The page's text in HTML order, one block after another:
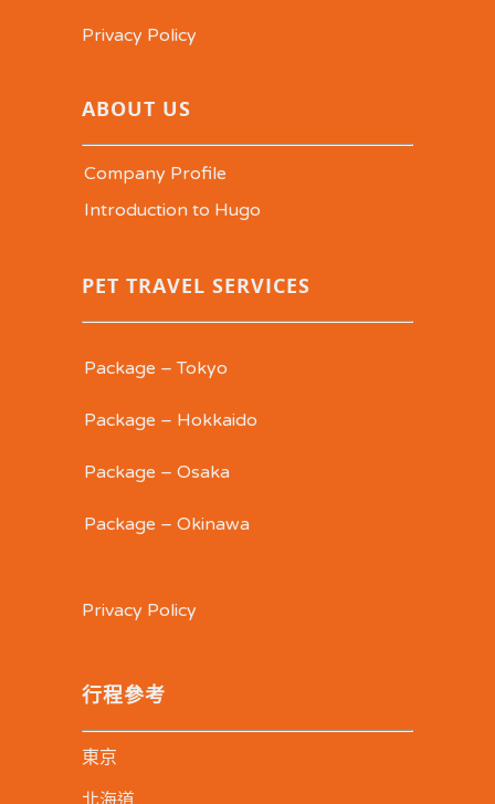
Privacy Policy
ABOUT US
Company Profile
Introduction to Hugo
PET TRAVEL SERVICES
Package – Tokyo
Package – Hokkaido
Package – Osaka
Package – Okinawa
Privacy Policy
行程參考
東京